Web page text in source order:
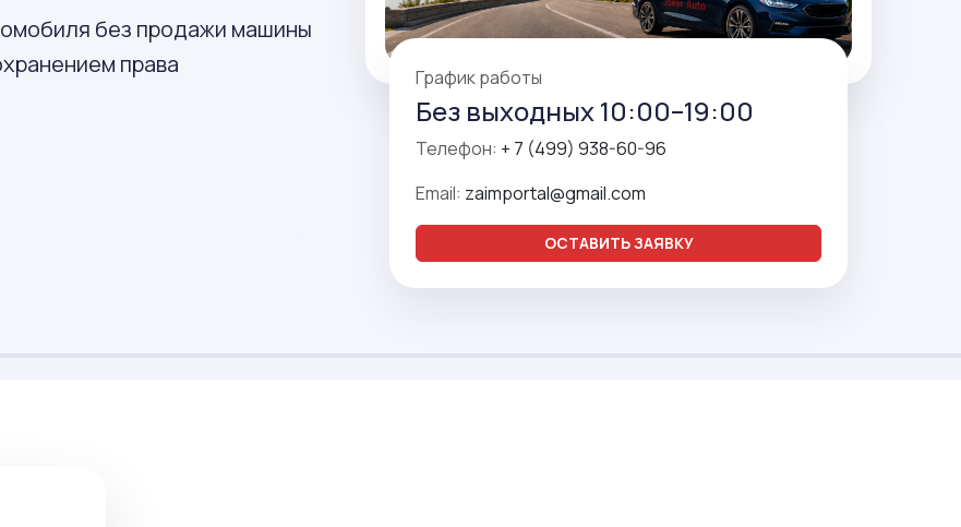
без продажи машины
права
График работы
Без выходных 10:00–19:00
Телефон: + 7 (499) 938-60-96
Email: zaimportal@gmail.com
ОСТАВИТЬ ЗАЯВКУ